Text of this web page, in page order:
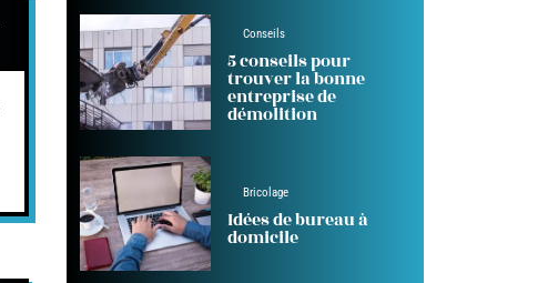
Conseils
5 conseils pour
trouver la bonne
entreprise de
démolition
Bricolage
Idées de bureau à
domicile